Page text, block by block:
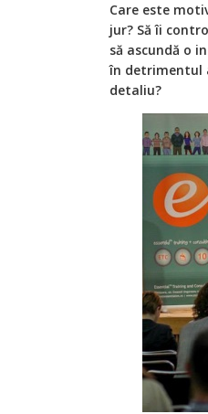
Care este
jur? Să îi
să ascundă o
în detrimentul
detaliu?